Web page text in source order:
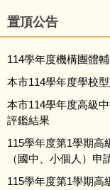
關於我們
最新消息
師資培訓
學校型態
非學校型態
置頂公告
114學年度機構團體
本市114學年度學校
本市114學年度高級
評鑑結果
115學年度第1學期高
（國中、小個人）申
115學年度第1學期高